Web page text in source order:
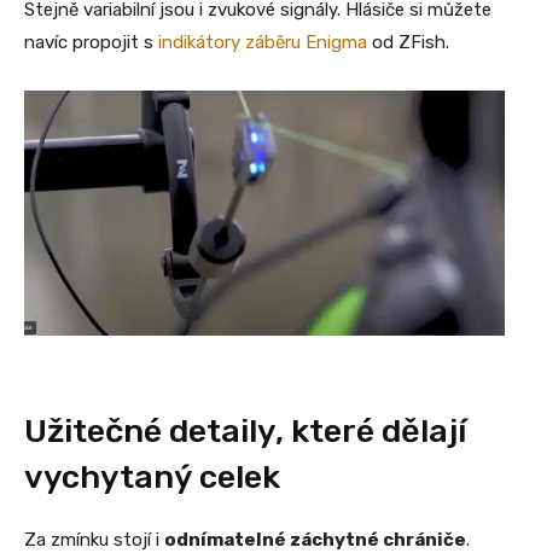
Stejně variabilní jsou i zvukové signály. Hlásiče si můžete
navíc propojit s indikátory záběru Enigma od ZFish.
Užitečné detaily, které dělají
vychytaný celek
Za zmínku stojí i odnímatelné záchytné chrániče.